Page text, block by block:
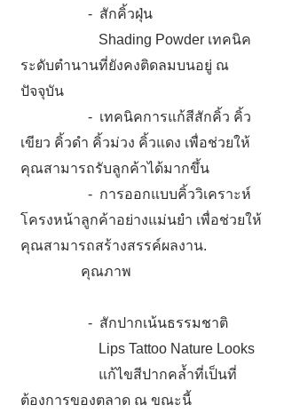
- สักคิ้วฝุ่น
Shading Powder เทคนิค
ระดับตำนานที่ยังคงติดลมบนอยู่ ณ
ปัจจุบัน
- เทคนิคการแก้สีสักคิ้ว คิ้ว
เขียว คิ้วดำ คิ้วม่วง คิ้วแดง เพื่อช่วยให้
คุณสามารถรับลูกค้าได้มากขึ้น
- การออกแบบคิ้ววิเคราะห์
โครงหน้าลูกค้าอย่างแม่นยำ เพื่อช่วยให้
คุณสามารถสร้างสรรค์ผลงาน.
คุณภาพ
- สักปากเน้นธรรมชาติ
Lips Tattoo Nature Looks
แก้ไขสีปากคล้ำที่เป็นที่
ต้องการของตลาด ณ ขณะนี้